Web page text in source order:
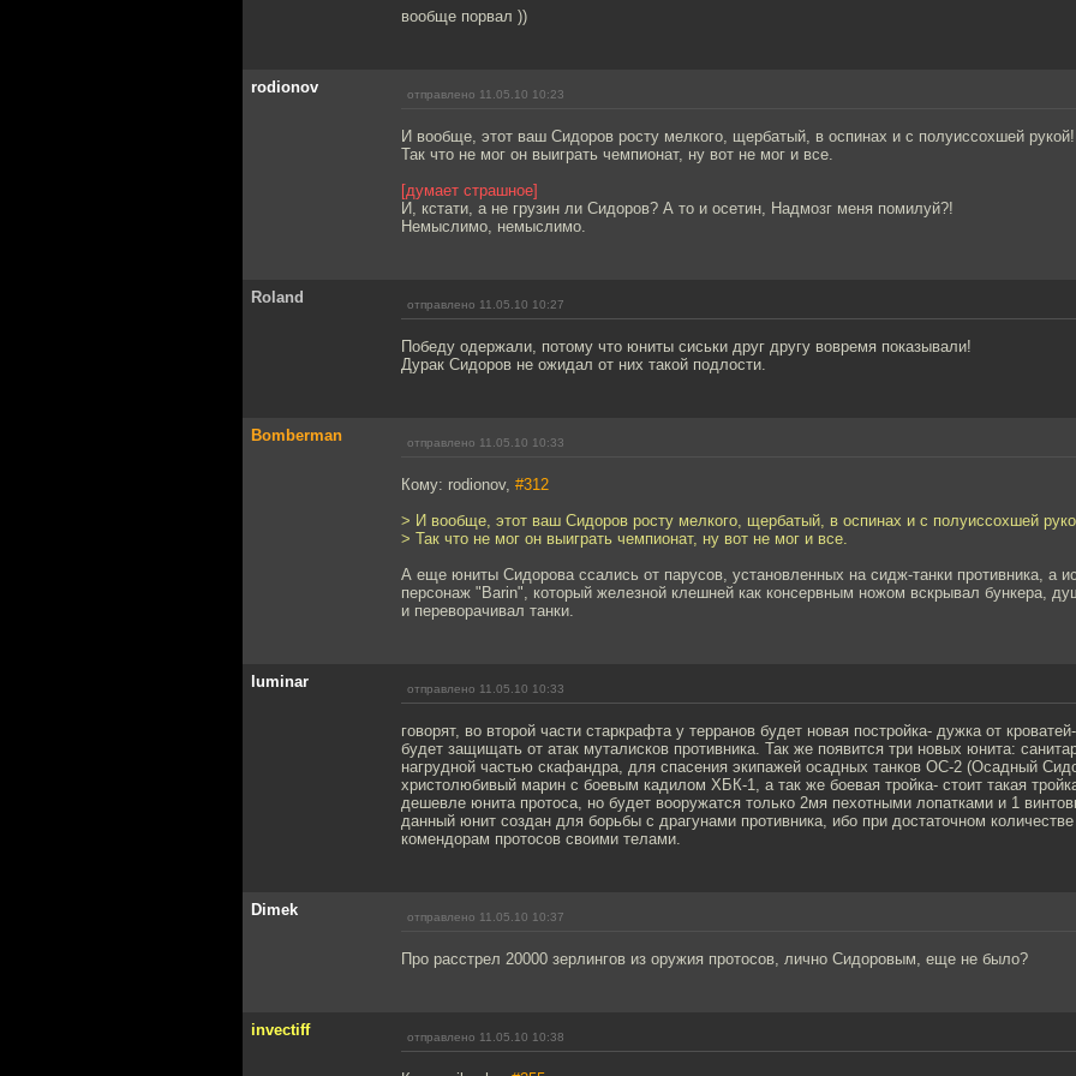
вообще порвал ))
rodionov отправлено 11.05.10 10:23
И вообще, этот ваш Сидоров росту мелкого, щербатый, в оспинах и с полуиссохшей рукой!
Так что не мог он выиграть чемпионат, ну вот не мог и все.
[думает страшное]
И, кстати, а не грузин ли Сидоров? А то и осетин, Надмозг меня помилуй?!
Немыслимо, немыслимо.
Roland отправлено 11.05.10 10:27
Победу одержали, потому что юниты сиськи друг другу вовремя показывали!
Дурак Сидоров не ожидал от них такой подлости.
Bomberman отправлено 11.05.10 10:33
Кому: rodionov, #312
> И вообще, этот ваш Сидоров росту мелкого, щербатый, в оспинах и с полуиссохшей
> Так что не мог он выиграть чемпионат, ну вот не мог и все.
А еще юниты Сидорова ссались от парусов, установленных на сидж-танки противника, а
персонаж "Barin", который железной клешней как консервным ножом вскрывал бункера,
и переворачивал танки.
luminar отправлено 11.05.10 10:33
говорят, во второй части старкрафта у терранов будет новая постройка- дужка от
будет защищать от атак муталисков противника. Так же появится три новых юнита:
нагрудной частью скафандра, для спасения экипажей осадных танков ОС-2 (Осадный
христолюбивый марин с боевым кадилом ХБК-1, а так же боевая тройка- стоит такая
дешевле юнита протоса, но будет вооружатся только 2мя пехотными лопатками и 1
данный юнит создан для борьбы с драгунами противника, ибо при достаточном количестве
комендорам протосов своими телами.
Dimek отправлено 11.05.10 10:37
Про расстрел 20000 зерлингов из оружия протосов, лично Сидоровым, еще не было?
invectiff отправлено 11.05.10 10:38